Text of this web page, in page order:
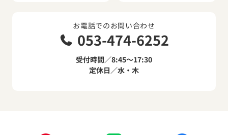
お電話でのお問い合わせ
053-474-6252
受付時間／8:45～17:30
定休日／水・木